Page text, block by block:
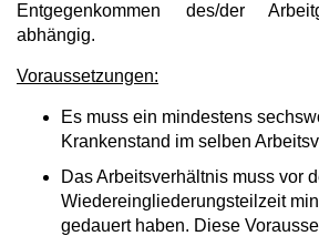
Entgegenkommen des/der
abhängig.
Voraussetzungen:
Es muss ein mindestens
Krankenstand im selben
Das Arbeitsverhältnis muss vor
Wiedereingliederungsteilzeit
gedauert haben. Diese